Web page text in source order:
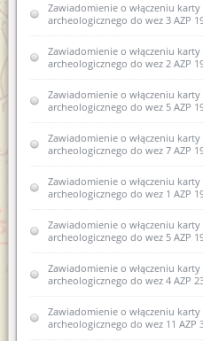
Zawiadomienie o włączeniu
zabytków karty ewidencyjnej
lądowego XII AZP 25-69-61/22
Zawiadomienie o włączeniu
archeologicznych lądowych
zabytków (Pomorowo, gm.
Zawiadomienie o włączeniu
archeologicznych lądowych
zabytków 26AZP 19-60/80
Zawiadomienie o włączeniu
archeologicznego lądowego
zabytków 2AZP 17-62/50 Pilnik
Zawiadomienie o zamiarze
zabytku archeologicznego
ewidencji zabytków 18 AZP
Zawiadomienie o zamiarze
zabytku archeologicznego
ewidencji zabytków 17 AZP
Zawiadomienie o włączeniu
archeologicznego do wez 3 AZP
Zawiadomienie o włączeniu
archeologicznego do wez 2 AZP
Zawiadomienie o włączeniu
archeologicznego do wez 5 AZP
Zawiadomienie o włączeniu
archeologicznego do wez 7 AZP
Zawiadomienie o włączeniu
archeologicznego do wez 1 AZP
Zawiadomienie o włączeniu
archeologicznego do wez 5 AZP
Zawiadomienie o włączeniu
archeologicznego do wez 4 AZP
Zawiadomienie o włączeniu
archeologicznego do wez 11 AZP